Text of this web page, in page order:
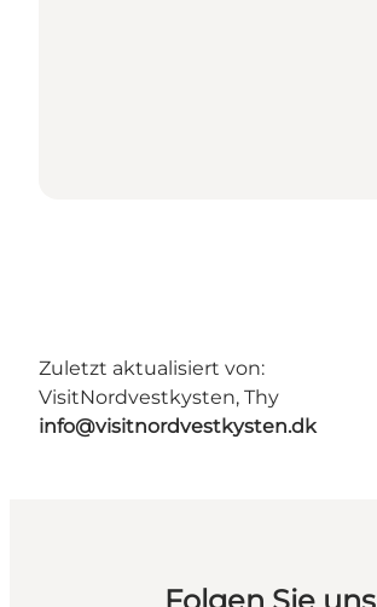
Zuletzt aktualisiert von:
VisitNordvestkysten, Thy
info@visitnordvestkysten.dk